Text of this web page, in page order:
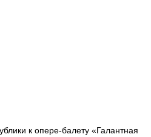
к опере-балету «Галантная